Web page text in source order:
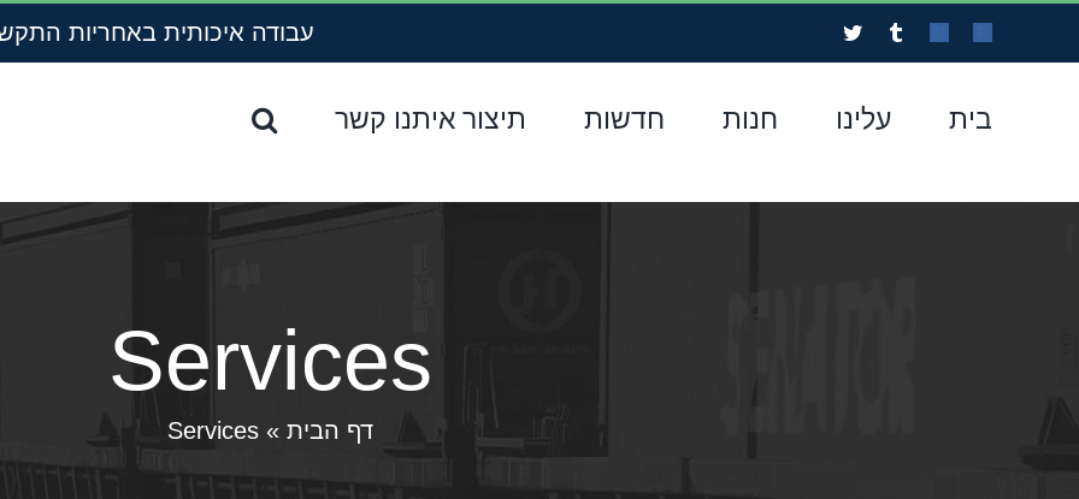
Custom
Tumblr עבודה איכותית באחריות התקשרו
בית עלינו חנות חדשות תיצור איתנו קשר
Services
דף הבית »
Services